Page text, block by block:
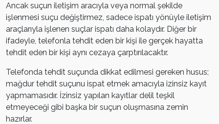
Ancak suçun iletişim aracıyla veya normal şekilde
işlenmesi suçu değiştirmez, sadece ispatı yönüyle iletişim
araçlarıyla işlenen suçlar ispatı daha kolaydır. Diğer bir
ifadeyle, telefonla tehdit eden bir kişi ile gerçek hayatta
tehdit eden bir kişi aynı cezaya çarptırılacaktır.
Telefonda tehdit suçunda dikkat edilmesi gereken husus;
mağdur tehdit suçunu ispat etmek amacıyla izinsiz kayıt
yapmamasıdır. İzinsiz yapılan kayıtlar delil teşkil
etmeyeceği gibi başka bir suçun oluşmasına zemin
hazırlar.